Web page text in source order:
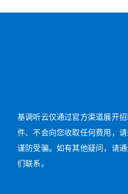
基调听云仅通过官方渠道展开
件、不会向您收取任何费用，请
谨防受骗。如有其他疑问，请
们联系。